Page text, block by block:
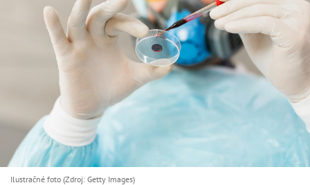
Ilustračné foto (Zdroj: Getty Images)